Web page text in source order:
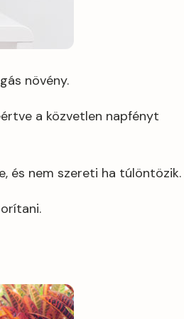
növény.
a közvetlen napfényt
és nem szereti ha túlöntözik.